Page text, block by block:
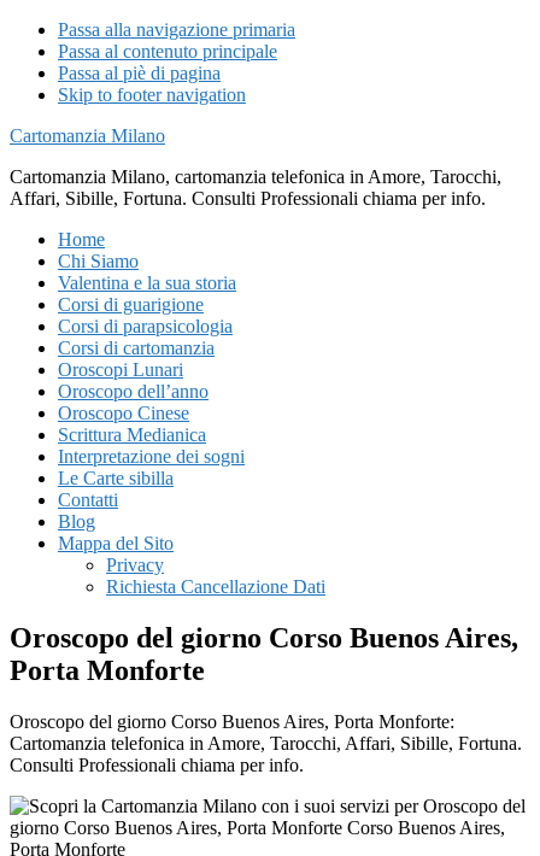
Passa alla navigazione primaria
Passa al contenuto principale
Passa al piè di pagina
Skip to footer navigation
Cartomanzia Milano
Cartomanzia Milano, cartomanzia telefonica in Amore, Tarocchi,
Affari, Sibille, Fortuna. Consulti Professionali chiama per info.
Home
Chi Siamo
Valentina e la sua storia
Corsi di guarigione
Corsi di parapsicologia
Corsi di cartomanzia
Oroscopi Lunari
Oroscopo dell’anno
Oroscopo Cinese
Scrittura Medianica
Interpretazione dei sogni
Le Carte sibilla
Contatti
Blog
Mappa del Sito
Privacy
Richiesta Cancellazione Dati
Oroscopo del giorno ​Corso Buenos Aires,​
Porta Monforte
Oroscopo del giorno ​Corso Buenos Aires,​ Porta Monforte:
Cartomanzia telefonica in Amore, Tarocchi, Affari, Sibille, Fortuna.
Consulti Professionali chiama per info.